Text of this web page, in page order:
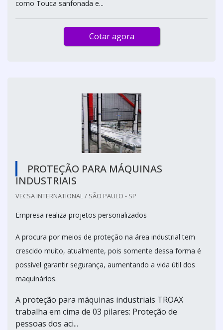
como Touca sanfonada e...
Cotar agora
PROTEÇÃO PARA MÁQUINAS
INDUSTRIAIS
VECSA INTERNATIONAL / SÃO PAULO - SP
Empresa realiza projetos personalizados
A procura por meios de proteção na área industrial tem
crescido muito, atualmente, pois somente dessa forma é
possível garantir segurança, aumentando a vida útil dos
maquinários.
A proteção para máquinas industriais TROAX
trabalha em cima de 03 pilares: Proteção de
pessoas dos aci...